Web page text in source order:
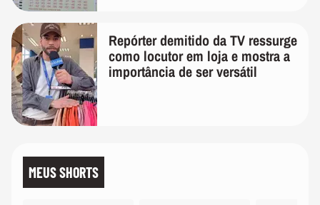
Repórter demitido da TV ressurge
como locutor em loja e mostra a
importância de ser versátil
MEUS SHORTS